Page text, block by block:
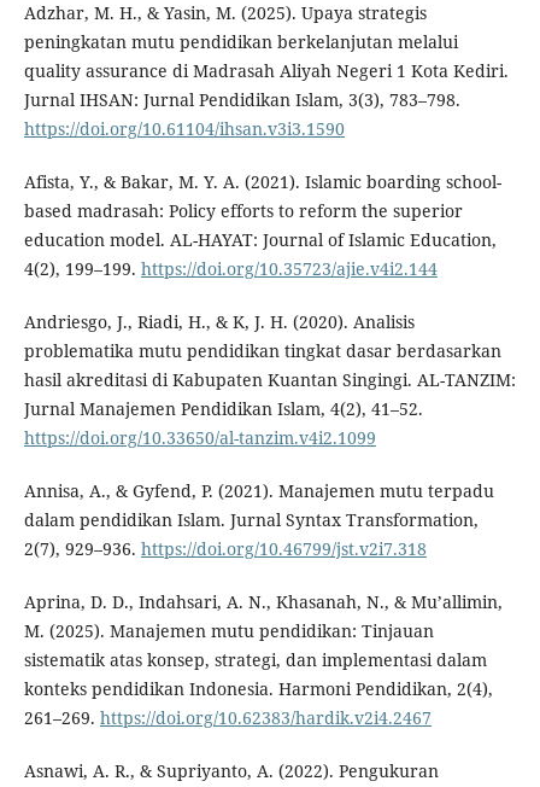
Adzhar, M. H., & Yasin, M. (2025). Upaya strategis
peningkatan mutu pendidikan berkelanjutan melalui
quality assurance di Madrasah Aliyah Negeri 1 Kota Kediri.
Jurnal IHSAN: Jurnal Pendidikan Islam, 3(3), 783–798.
https://doi.org/10.61104/ihsan.v3i3.1590
Afista, Y., & Bakar, M. Y. A. (2021). Islamic boarding school-
based madrasah: Policy efforts to reform the superior
education model. AL-HAYAT: Journal of Islamic Education,
4(2), 199–199. https://doi.org/10.35723/ajie.v4i2.144
Andriesgo, J., Riadi, H., & K, J. H. (2020). Analisis
problematika mutu pendidikan tingkat dasar berdasarkan
hasil akreditasi di Kabupaten Kuantan Singingi. AL-TANZIM:
Jurnal Manajemen Pendidikan Islam, 4(2), 41–52.
https://doi.org/10.33650/al-tanzim.v4i2.1099
Annisa, A., & Gyfend, P. (2021). Manajemen mutu terpadu
dalam pendidikan Islam. Jurnal Syntax Transformation,
2(7), 929–936. https://doi.org/10.46799/jst.v2i7.318
Aprina, D. D., Indahsari, A. N., Khasanah, N., & Mu’allimin,
M. (2025). Manajemen mutu pendidikan: Tinjauan
sistematik atas konsep, strategi, dan implementasi dalam
konteks pendidikan Indonesia. Harmoni Pendidikan, 2(4),
261–269. https://doi.org/10.62383/hardik.v2i4.2467
Asnawi, A. R., & Supriyanto, A. (2022). Pengukuran